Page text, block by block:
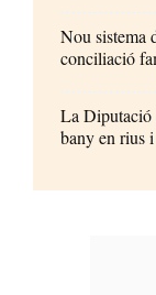
Nou sistema
conciliació
La Diputació
bany en rius